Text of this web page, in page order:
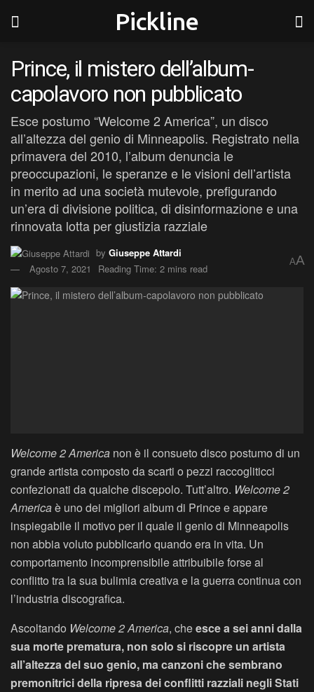
Pickline
Prince, il mistero dell’album-
capolavoro non pubblicato
Esce postumo “Welcome 2 America”, un disco
all’altezza del genio di Minneapolis. Registrato nella
primavera del 2010, l’album denuncia le
preoccupazioni, le speranze e le visioni dell’artista
in merito ad una società mutevole, prefigurando
un’era di divisione politica, di disinformazione e una
rinnovata lotta per giustizia razziale
by Giuseppe Attardi
Agosto 7, 2021
Reading Time: 2 mins read
AA
Welcome 2 America non è il consueto disco postumo di un
grande artista composto da scarti o pezzi raccogliticci
confezionati da qualche discepolo. Tutt’altro. Welcome 2
Americaè uno dei migliori album di Prince e appare
inspiegabile il motivo per il quale il genio di Minneapolis
non abbia voluto pubblicarlo quando era in vita. Un
comportamento incomprensibile attribuibile forse al
conflitto tra la sua bulimia creativa e la guerra continua con
l’industria discografica.
Ascoltando Welcome 2 America, cheesce a sei anni dalla
sua morte prematura, non solo si riscopre un artista
all’altezza del suo genio, ma canzoni che sembrano
premonitrici della ripresa dei conflitti razziali negli Stati